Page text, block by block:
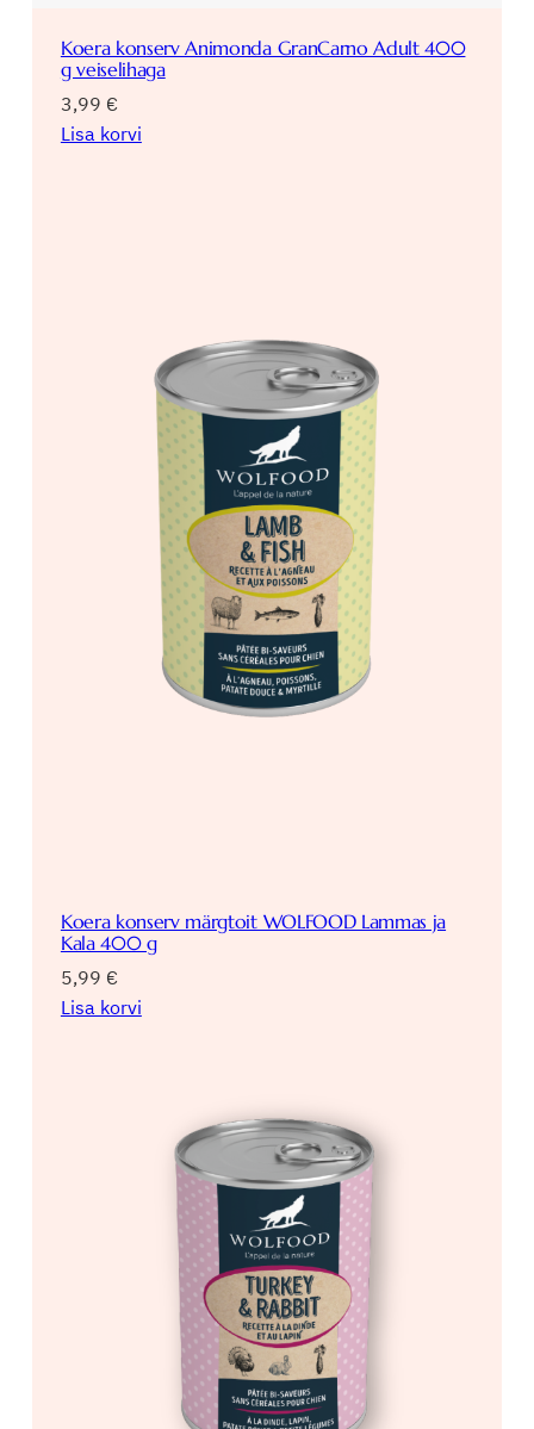
Koera konserv Animonda GranCarno Adult 400
g veiselihaga
3,99 €
Lisa korvi
Koera konserv märgtoit WOLFOOD Lammas ja
Kala 400 g
5,99 €
Lisa korvi